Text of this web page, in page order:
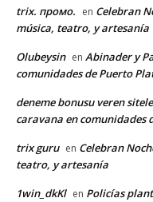
trix. промо. en Celebran
música, teatro, y artesanía
Olubeysin en Abinader y
comunidades de Puerto
deneme bonusu veren
caravana en comunidades
trix guru en Celebran
teatro, y artesanía
1win_dkKl en Policías